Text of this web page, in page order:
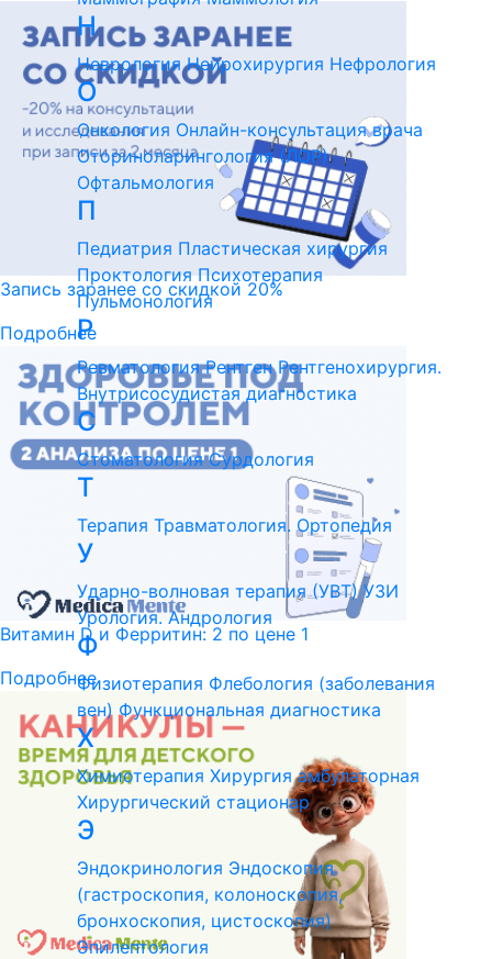
Запись заранее со скидкой 20%
Подробнее
Витамин D и Ферритин: 2 по цене 1
Подробнее
Н
Неврология Нейрохирургия Нефрология
О
Онкология Онлайн-консультация врача
Оториноларингология (ЛОР)
Офтальмология
П
Педиатрия Пластическая хирургия
Проктология Психотерапия
Пульмонология
Р
Ревматология Рентген Рентгенохирургия.
Внутрисосудистая диагностика
С
Стоматология Сурдология
Т
Терапия Травматология. Ортопедия
У
Ударно-волновая терапия (УВТ) УЗИ
Урология. Андрология
Ф
Физиотерапия Флебология (заболевания
вен) Функциональная диагностика
Х
Химиотерапия Хирургия амбулаторная
Хирургический стационар
Э
Эндокринология Эндоскопия
(гастроскопия, колоноскопия,
бронхоскопия, цистоскопия)
Эпилептология